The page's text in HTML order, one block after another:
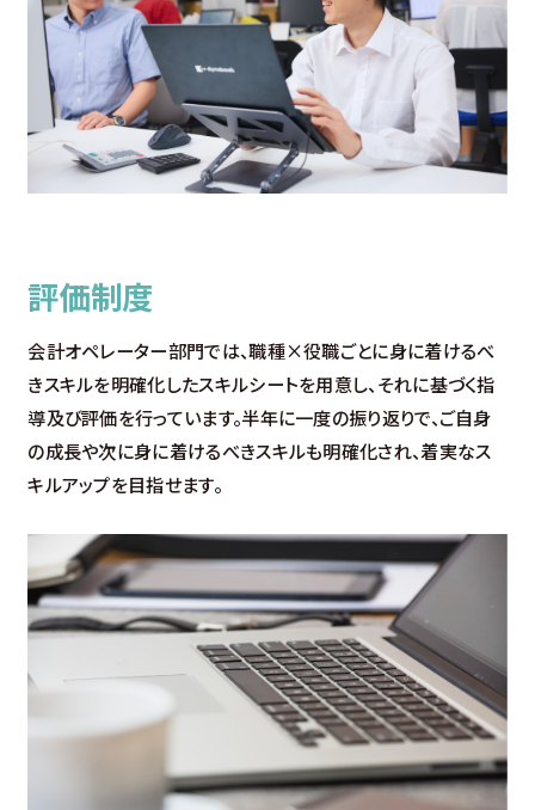
評価制度
会計オペレーター部門では、職種×役職ごとに身に着けるべ
きスキルを明確化したスキルシートを用意し、それに基づく指
導及び評価を行っています。半年に一度の振り返りで、ご自身
の成長や次に身に着けるべきスキルも明確化され、着実なス
キルアップを目指せます。